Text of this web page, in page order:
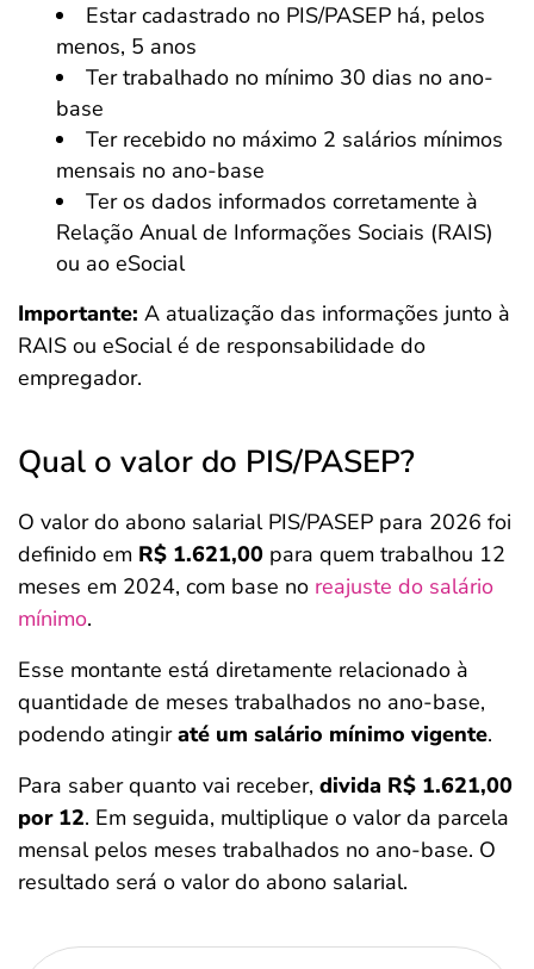
Estar cadastrado no PIS/PASEP há, pelos
menos, 5 anos
Ter trabalhado no mínimo 30 dias no ano-
base
Ter recebido no máximo 2 salários mínimos
mensais no ano-base
Ter os dados informados corretamente à
Relação Anual de Informações Sociais (RAIS)
ou ao eSocial
Importante: A atualização das informações junto à
RAIS ou eSocial é de responsabilidade do
empregador.
Qual o valor do PIS/PASEP?
O valor do abono salarial PIS/PASEP para 2026 foi
definido em R$ 1.621,00 para quem trabalhou 12
meses em 2024, com base no reajuste do salário
mínimo.
Esse montante está diretamente relacionado à
quantidade de meses trabalhados no ano-base,
podendo atingiraté um salário mínimo vigente.
Para saber quanto vai receber, divida R$ 1.621,00
por 12. Em seguida, multiplique o valor da parcela
mensal pelos meses trabalhados no ano-base. O
resultado será o valor do abono salarial.